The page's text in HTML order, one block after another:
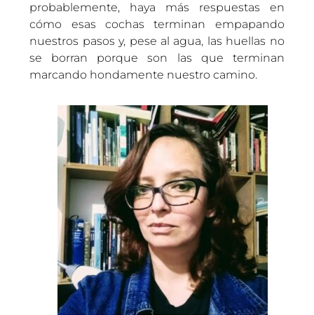
probablemente, haya más respuestas en
cómo esas cochas terminan empapando
nuestros pasos y, pese al agua, las huellas no
se borran porque son las que terminan
marcando hondamente nuestro camino.